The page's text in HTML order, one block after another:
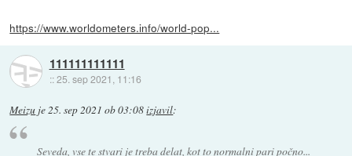
https://www.worldometers.info/world-pop...
111111111111
::25. sep 2021, 11:16
Meizu je25. sep 2021 ob 03:08izjavil:
Seveda, vse te stvari je treba delat, kot to normalni pari počno...